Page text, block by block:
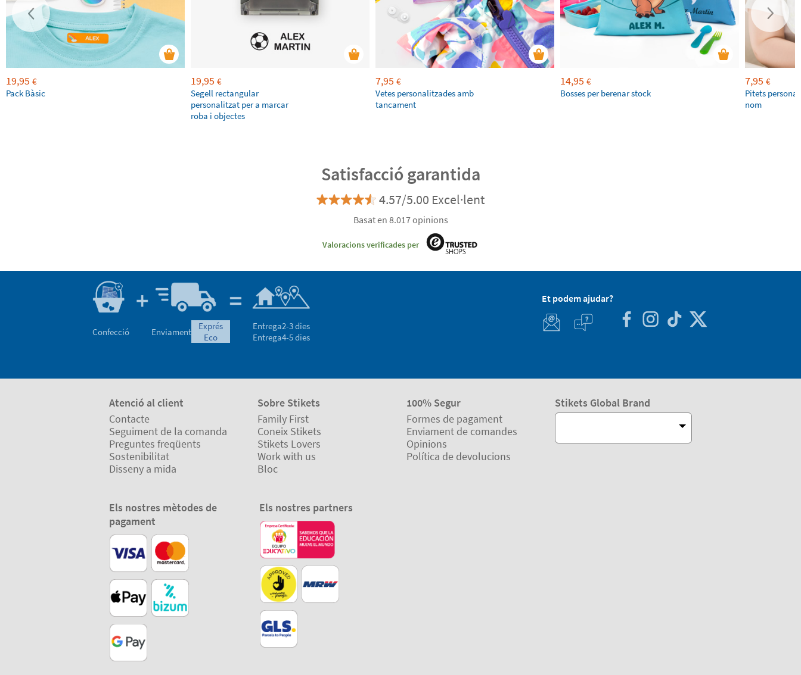
19,95 €
Pack Bàsic
19,95 €
Segell rectangular
personalitzat per a marcar
roba i objectes
7,95 €
Vetes personalitzades amb
tancament
14,95 €
Bosses per berenar stock
7,95 €
Pitets
nom
Satisfacció garantida
4.57/5.00 Excel·lent
Basat en 8.017 opinions
Valoracions verificades per
Confecció Enviament
exprés
eco
Entrega2-3 dies
Entrega4-5 dies
Et podem ajudar?
Atenció al client
Contacte
Seguiment de la comanda
Preguntes freqüents
Sostenibilitat
Disseny a mida
Sobre Stikets
Family First
Coneix Stikets
Stikets Lovers
Work with us
Bloc
100% Segur
Formes de pagament
Enviament de comandes
Opinions
Política de devolucions
Stikets Global Brand
Els nostres mètodes de
pagament
Els nostres partners